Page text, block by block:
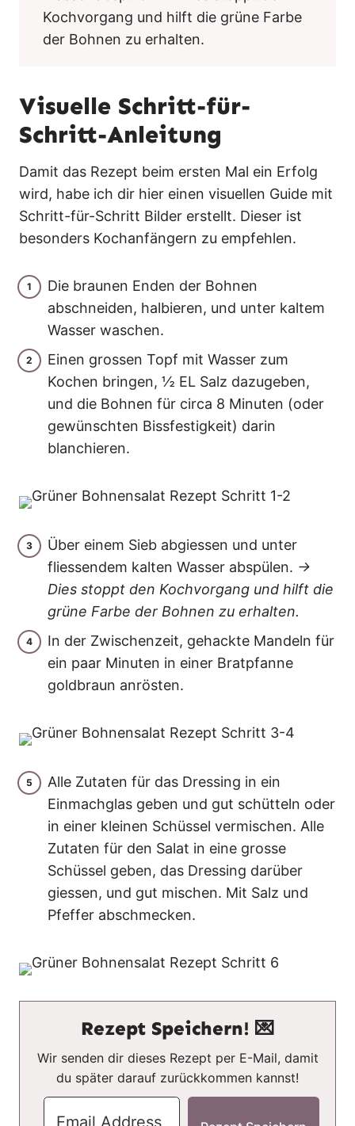
Kochvorgang und hilft die grüne Farbe
der Bohnen zu erhalten.
Visuelle Schritt-für-
Schritt-Anleitung
Damit das Rezept beim ersten Mal ein Erfolg
wird, habe ich dir hier einen visuellen Guide mit
Schritt-für-Schritt Bilder erstellt. Dieser ist
besonders Kochanfängern zu empfehlen.
Die braunen Enden der Bohnen
abschneiden, halbieren, und unter kaltem
Wasser waschen.
Einen grossen Topf mit Wasser zum
Kochen bringen, ½ EL Salz dazugeben,
und die Bohnen für circa 8 Minuten (oder
gewünschten Bissfestigkeit) darin
blanchieren.
Über einem Sieb abgiessen und unter
fliessendem kalten Wasser abspülen. →
Dies stoppt den Kochvorgang und hilft die
grüne Farbe der Bohnen zu erhalten.
In der Zwischenzeit, gehackte Mandeln für
ein paar Minuten in einer Bratpfanne
goldbraun anrösten.
Alle Zutaten für das Dressing in ein
Einmachglas geben und gut schütteln oder
in einer kleinen Schüssel vermischen. Alle
Zutaten für den Salat in eine grosse
Schüssel geben, das Dressing darüber
giessen, und gut mischen. Mit Salz und
Pfeffer abschmecken.
Rezept Speichern! 💌
Wir senden dir dieses Rezept per E-Mail, damit
du später darauf zurückkommen kannst!